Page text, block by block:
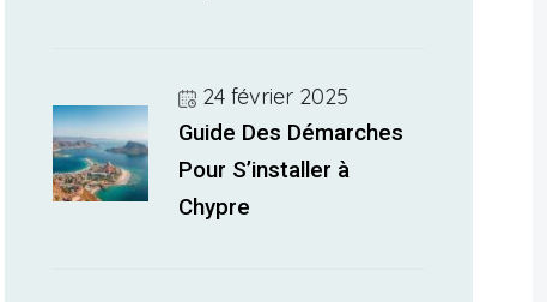
24 février 2025
Guide Des Démarches
Pour S’installer à
Chypre